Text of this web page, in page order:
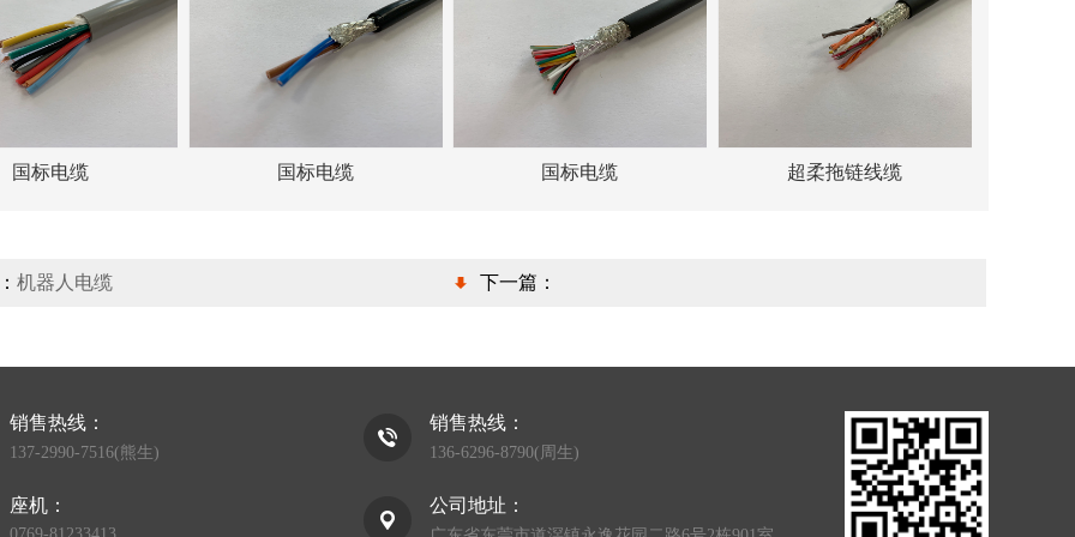
国标电缆 国标电缆 国标电缆 超柔拖链线缆
机器人电缆 下一篇：
销售热线：
137-2990-7516(熊生)
销售热线：
136-6296-8790(周生)
座机： 公司地址：